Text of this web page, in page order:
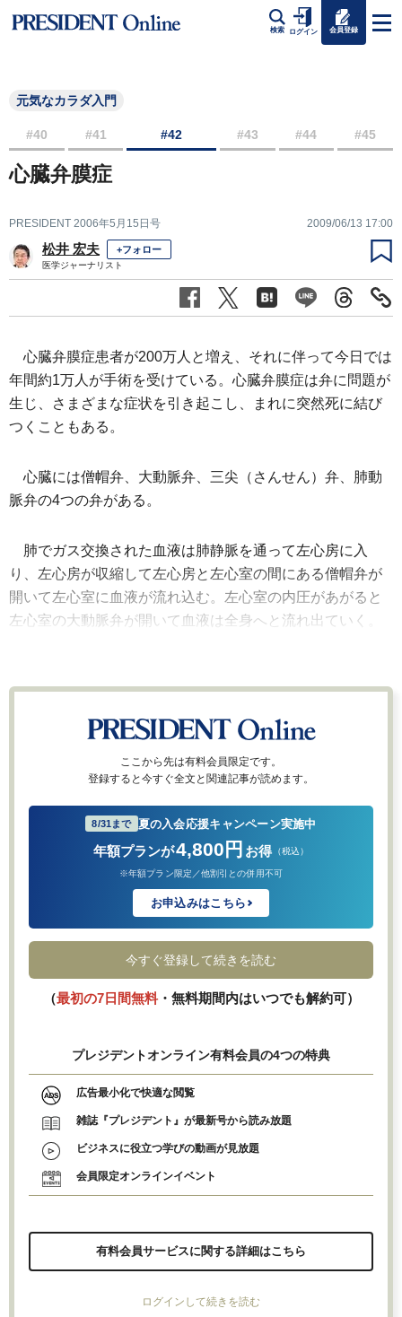
検索 ログイン 会員登録
元気なカラダ入門
#40 #41 #42 #43 #44 #45
心臓弁膜症
PRESIDENT 2006年5月15日号 2009/06/13 17:00
松井 宏夫 +フォロー
医学ジャーナリスト
心臓弁膜症患者が200万人と増え、それに伴って今日では
年間約1万人が手術を受けている。心臓弁膜症は弁に問題が
生じ、さまざまな症状を引き起こし、まれに突然死に結び
つくこともある。
心臓には僧帽弁、大動脈弁、三尖（さんせん）弁、肺動
脈弁の4つの弁がある。
肺でガス交換された血液は肺静脈を通って左心房に入
り、左心房が収縮して左心房と左心室の間にある僧帽弁が
開いて左心室に血液が流れ込む。左心室の内圧があがると
左心室の大動脈弁が開いて血液は全身へと流れ出ていく。
ここから先は有料会員限定です。
登録すると今すぐ全文と関連記事が読めます。
8/31まで 夏の入会応援キャンペーン実施中
年額プランが4,800円 お得 （税込）
※年額プラン限定／他割引との併用不可
お申込みはこちら
今すぐ登録して続きを読む
（最初の7日間無料・無料期間内はいつでも解約可）
プレジデントオンライン有料会員の4つの特典
広告最小化で快適な閲覧
雑誌『プレジデント』が最新号から読み放題
ビジネスに役立つ学びの動画が見放題
会員限定オンラインイベント
有料会員サービスに関する詳細はこちら
ログインして続きを読む